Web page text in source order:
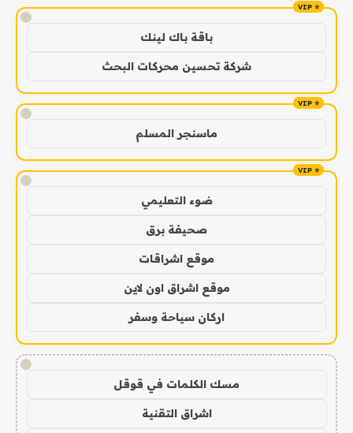
!
باقة باك لينك
شركة تحسين محركات البحث
!
ماسنجر المسلم
!
ضوء التعليمي
صحيفة برق
موقع اشراقات
موقع اشراق اون لاين
اركان سياحة وسفر
!
مسك الكلمات في قوقل
اشراق التقنية